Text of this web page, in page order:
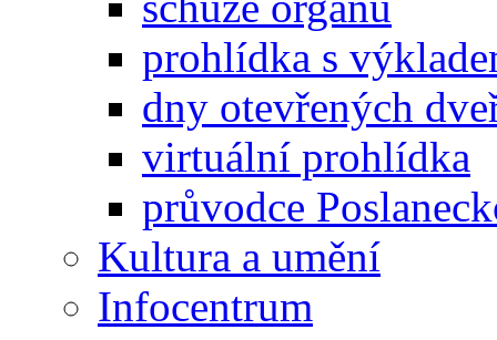
prohlídka s
dny otevřených
virtuální prohlídka
průvodce
Kultura a umění
Infocentrum